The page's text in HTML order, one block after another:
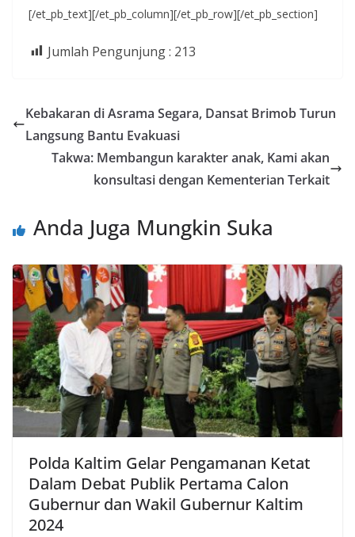
[/et_pb_text][/et_pb_column][/et_pb_row][/et_pb_section]
Jumlah Pengunjung : 213
Kebakaran di Asrama Segara, Dansat Brimob Turun
Langsung Bantu Evakuasi
Takwa: Membangun karakter anak, Kami akan
konsultasi dengan Kementerian Terkait
Anda Juga Mungkin Suka
Polda Kaltim Gelar Pengamanan Ketat
Dalam Debat Publik Pertama Calon
Gubernur dan Wakil Gubernur Kaltim
2024